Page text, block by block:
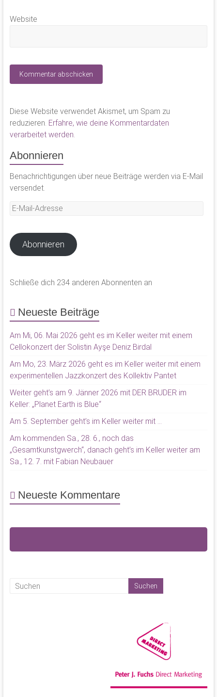
Website
Diese Website verwendet Akismet, um Spam zu
reduzieren. Erfahre, wie deine Kommentardaten
verarbeitet werden.
Abonnieren
Benachrichtigungen über neue Beiträge werden via E-Mail
versendet.
E-
Abonnieren
Schließe dich 234 anderen Abonnenten an
Neueste Beiträge
Am Mi, 06. Mai 2026 geht es im Keller weiter mit einem
Cellokonzert der Solistin Ayşe Deniz Birdal
Am Mo, 23. März 2026 geht es im Keller weiter mit einem
experimentellen Jazzkonzert des Kollektiv Pantet
Weiter geht’s am 9. Jänner 2026 mit DER BRUDER im
Keller: „Planet Earth is Blue“
Am 5. September geht’s im Keller weiter mit …
Am kommenden Sa., 28. 6., noch das
„Gesamtkunstgwerch“, danach geht’s im Keller weiter am
Sa., 12. 7. mit Fabian Neubauer
Neueste Kommentare